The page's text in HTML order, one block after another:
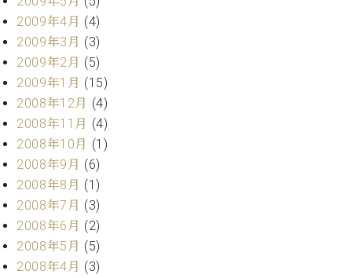
2009年4月 (4)
2009年3月 (3)
2009年2月 (5)
2009年1月 (15)
2008年12月 (4)
2008年11月 (4)
2008年10月 (1)
2008年9月 (6)
2008年8月 (1)
2008年7月 (3)
2008年6月 (2)
2008年5月 (5)
2008年4月 (3)